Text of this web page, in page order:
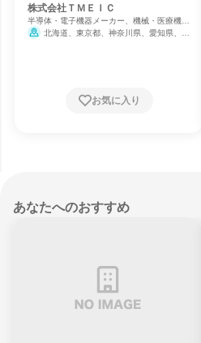
など)
株式会社ＴＭＥＩＣ
半導体・電子機器メーカー、機械・医療機器
メーカー、電力・ガス・水道・エネルギー
北海道、東京都、神奈川県、愛知県、兵
お気に入り
あなたへのおすすめ